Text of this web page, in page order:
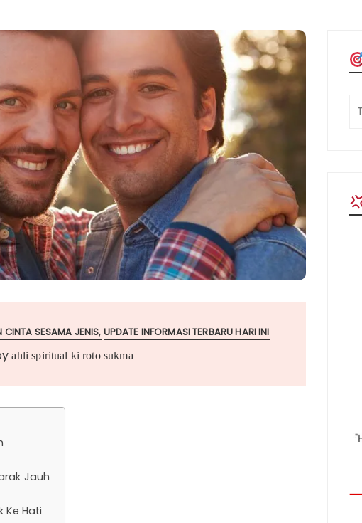
CINTA SESAMA JENIS UPDATE INFORMASI TERBARU HARI INI
ahli spiritual ki roto sukma
Jauh
Ke Hati